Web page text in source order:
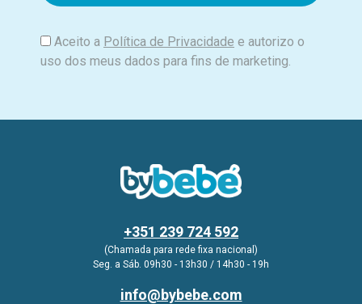
Aceito a Política de Privacidade e autorizo o
uso dos meus dados para fins de marketing.
+351 239 724 592
(Chamada para rede fixa nacional)
Seg. a Sáb. 09h30 - 13h30 / 14h30 - 19h
info@bybebe.com